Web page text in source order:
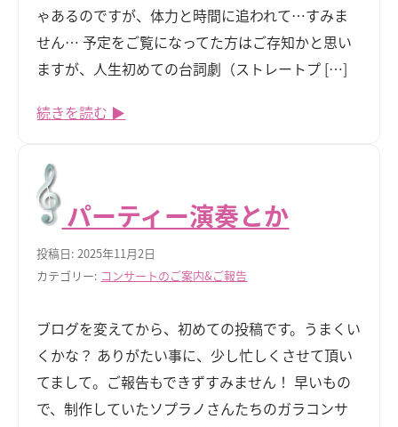
ゃあるのですが、体力と時間に追われて…すみま
せん… 予定をご覧になってた方はご存知かと思い
ますが、人生初めての台詞劇（ストレートプ […]
続きを読む ▶
パーティー演奏とか
投稿日: 2025年11月2日
カテゴリー: コンサートのご案内&ご報告
ブログを変えてから、初めての投稿です。うまくい
くかな？ ありがたい事に、少し忙しくさせて頂い
てまして。ご報告もできずすみません！ 早いもの
で、制作していたソプラノさんたちのガラコンサ